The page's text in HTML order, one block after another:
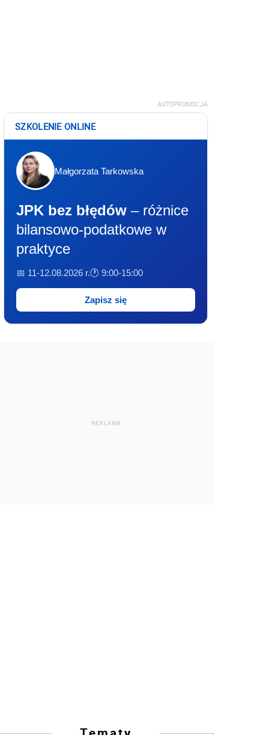
AUTOPROMOCJA
SZKOLENIE ONLINE
Małgorzata Tarkowska
JPK bez błędów – różnice
bilansowo-podatkowe w
praktyce
📅 11-12.08.2026 r.🕐 9:00-15:00
Zapisz się
REKLAMA